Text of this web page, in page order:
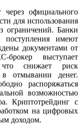
через официального
для использования
ограничений. Банки
поступления имеют
документами от
брокер выступает
что снижает риск
отмывании денег.
распоряжаться
возможностью
Криптотрейдинг с
на цифровых
доходом.